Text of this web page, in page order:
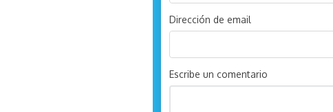
Dirección de email
Escribe un comentario